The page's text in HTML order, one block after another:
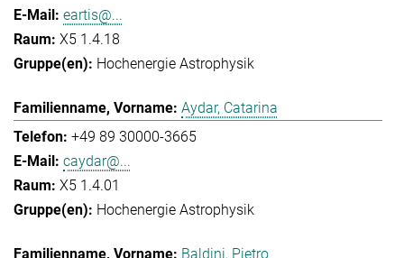
eartis@...
X5 1.4.18
Hochenergie Astrophysik
Aydar, Catarina
+49 89 30000-3665
caydar@...
X5 1.4.01
Hochenergie Astrophysik
Baldini, Pietro